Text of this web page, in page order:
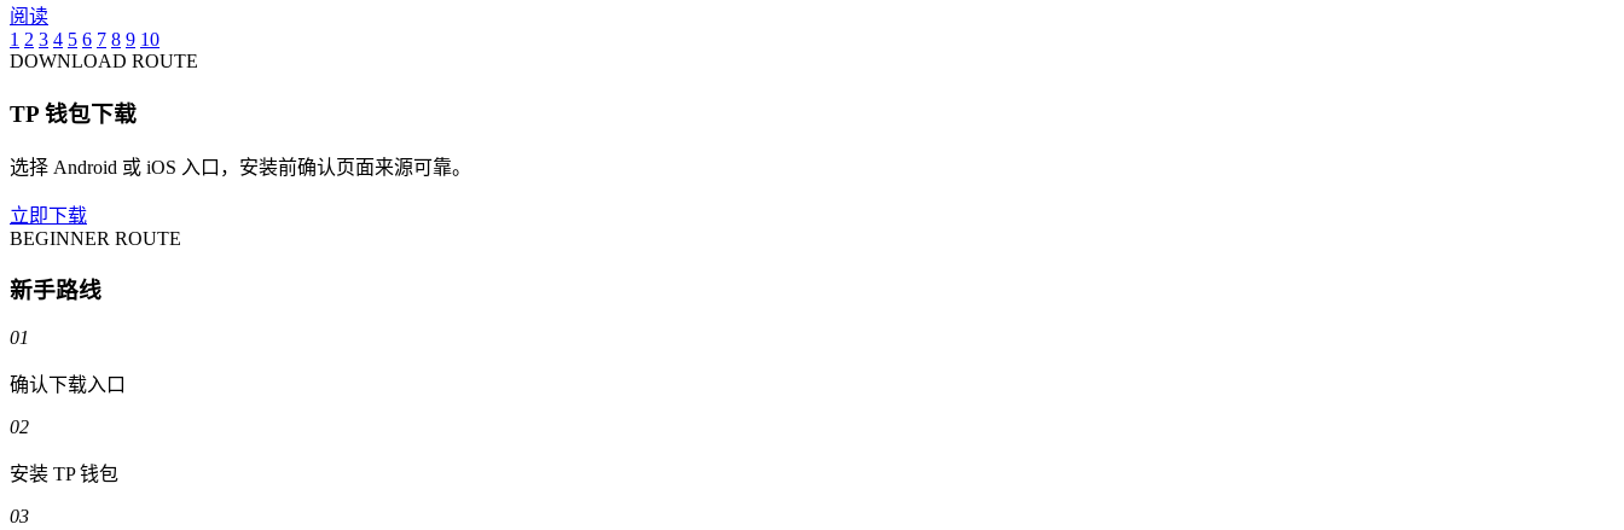
阅读
1 2 3 4 5 6 7 8 9 10
DOWNLOAD ROUTE
TP 钱包下载
选择 Android 或 iOS 入口，安装前确认页面来源可靠。
立即下载
BEGINNER ROUTE
新手路线
01
确认下载入口
02
安装 TP 钱包
03